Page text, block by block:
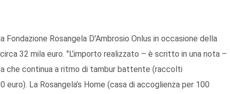
Fondazione Rosangela D'Ambrosio Onlus in occasione della
32 mila euro. "L’importo realizzato – è scritto in una nota –
che continua a ritmo di tambur battente (raccolti
La Rosangela’s Home (casa di accoglienza per 100